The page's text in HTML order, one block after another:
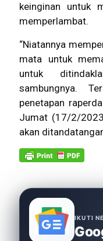
keinginan untuk
memperlambat.
“Niatannya
mata untuk
untuk
sambungnya.
penetapan
Jumat (17/2/
akan
IKUTI